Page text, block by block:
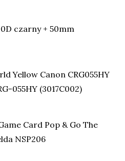
czarny + 50mm
Yellow Canon CRG055HY
055HY (3017C002)
Card Pop & Go The
NSP206